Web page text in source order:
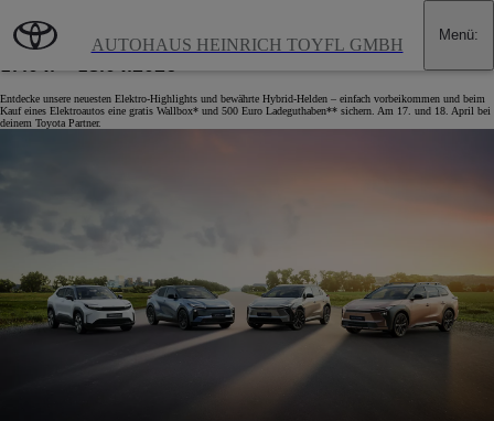
AUTOHAUS HEINRICH TOYFL GMBH Menü:
SPANNUNG PUR: TOYOTA ERLEBNISTAGE
Entdecke unsere neuesten Elektro-Highlights und bewährte Hybrid-Helden – einfach vorbeikommen und beim
Kauf eines Elektroautos eine gratis Wallbox* und 500 Euro Ladeguthaben** sichern. Am 17. und 18. April bei
deinem Toyota Partner.